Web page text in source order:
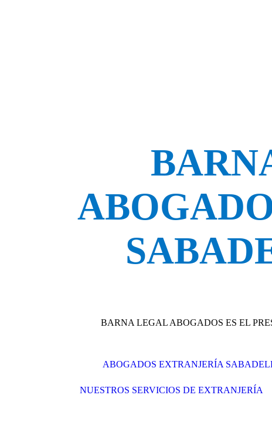
BARNA LEGAL ABOGADOS ES EL
ABOGADOS EXTRANJERÍA
NUESTROS SERVICIOS DE EXTRANJERÍA